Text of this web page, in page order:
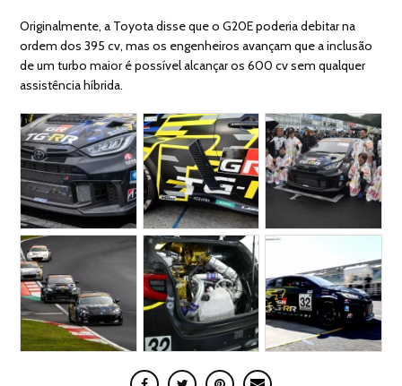
Originalmente, a Toyota disse que o G20E poderia debitar na
ordem dos 395 cv, mas os engenheiros avançam que a inclusão
de um turbo maior é possível alcançar os 600 cv sem qualquer
assistência híbrida.